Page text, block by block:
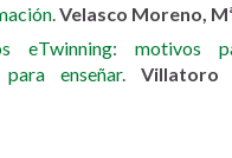
Velasco Moreno,
eTwinning: motivos
enseñar. Villatoro